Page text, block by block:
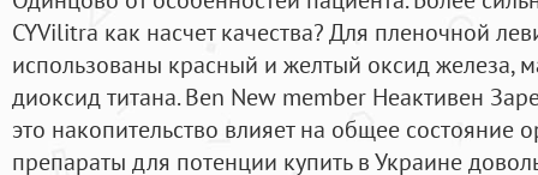
CYVilitra как насчет качества? Для пленочной
использованы красный и желтый оксид железа,
диоксид титана. Ben New member Неактивен
это накопительство влияет на общее состояние
препараты для потенции купить в Украине